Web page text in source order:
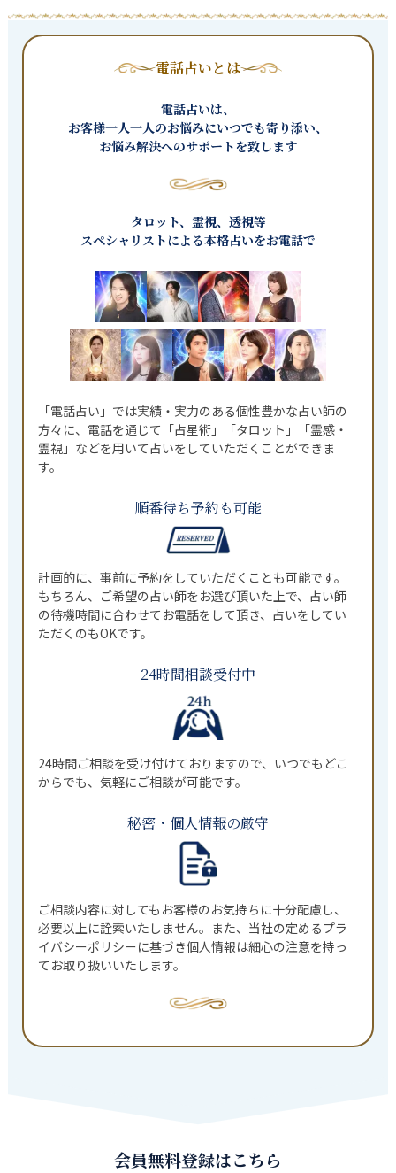
電話占いとは
電話占いは、
お客様一人一人のお悩みにいつでも寄り添い、
お悩み解決へのサポートを致します
タロット、霊視、透視等
スペシャリストによる本格占いをお電話で
「電話占い」では実績・実力のある個性豊かな占い師の
方々に、電話を通じて「占星術」「タロット」「霊感・
霊視」などを用いて占いをしていただくことができま
す。
順番待ち予約も可能
計画的に、事前に予約をしていただくことも可能です。
もちろん、ご希望の占い師をお選び頂いた上で、占い師
の待機時間に合わせてお電話をして頂き、占いをしてい
ただくのもOKです。
24時間相談受付中
24時間ご相談を受け付けておりますので、いつでもどこ
からでも、気軽にご相談が可能です。
秘密・個人情報の厳守
ご相談内容に対してもお客様のお気持ちに十分配慮し、
必要以上に詮索いたしません。また、当社の定めるプラ
イバシーポリシーに基づき個人情報は細心の注意を持っ
てお取り扱いいたします。
会員無料登録はこちら